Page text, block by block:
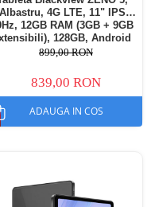
Albastru, 4G LTE, 11" IPS
12GB RAM (3GB + 9GB
128GB, Android
Unisoc T7250, 8300mAh,
SIM
899,00 RON
839,00 RON
ADAUGA IN COS